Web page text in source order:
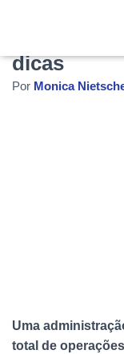
Você
dicas
Por Monica
Uma
total de